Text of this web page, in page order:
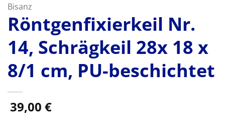
Bisanz
Röntgenfixierkeil Nr.
14, Schrägkeil 28x 18 x
8/1 cm, PU-beschichtet
39,00 €